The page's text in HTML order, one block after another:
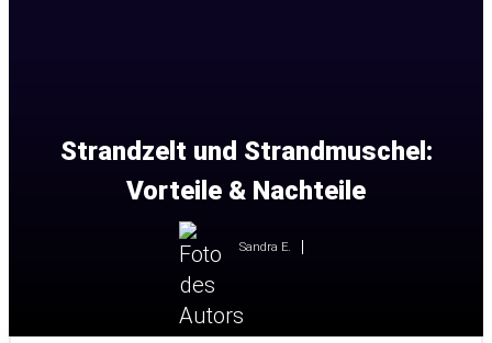
Strandzelt und Strandmuschel:
Vorteile & Nachteile
Sandra E.